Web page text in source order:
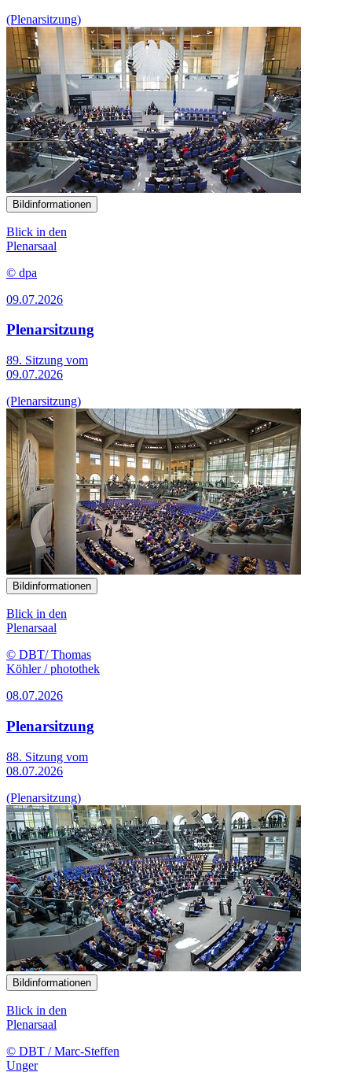
(Plenarsitzung)
Bildinformationen
Blick in den
Plenarsaal
© dpa
09.07.2026
Plenarsitzung
89. Sitzung vom
09.07.2026
(Plenarsitzung)
Bildinformationen
Blick in den
Plenarsaal
© DBT/ Thomas
Köhler / photothek
08.07.2026
Plenarsitzung
88. Sitzung vom
08.07.2026
(Plenarsitzung)
Bildinformationen
Blick in den
Plenarsaal
© DBT / Marc-Steffen
Unger